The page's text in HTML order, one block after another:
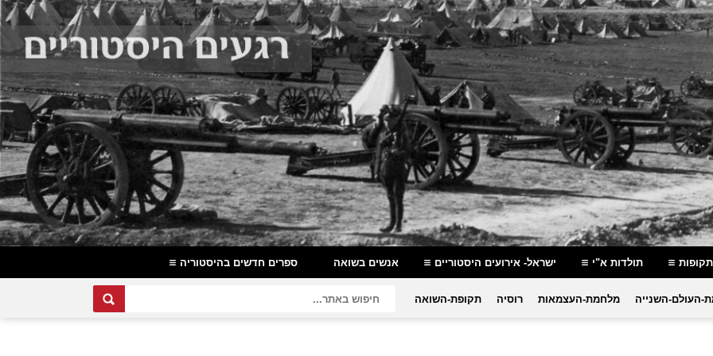
תקופות תולדות א"י ישראל- אירועים היסטוריים אנשים בשואה ספרים חדשים בהיסטוריה
העולם-השנייה מלחמת-העצמאות רוסיה תקופת-השואה